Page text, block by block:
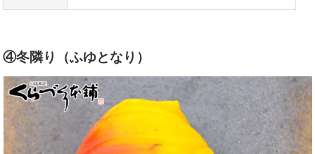
④冬隣り（ふゆとなり）